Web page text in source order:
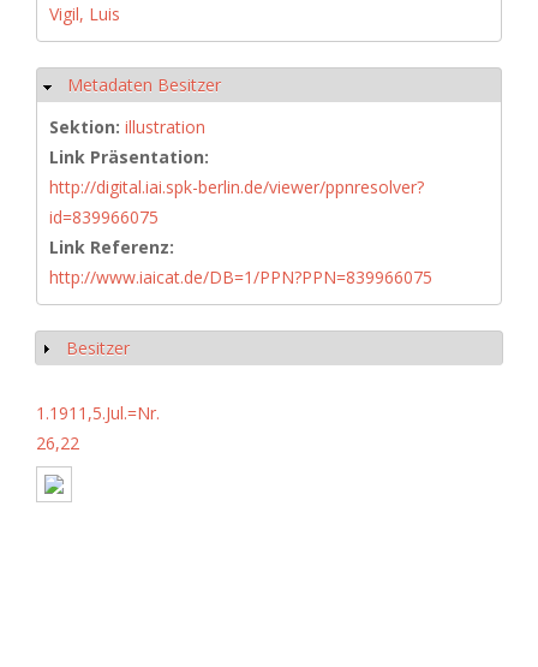
Vigil, Luis
Ausblenden
Metadaten Besitzer
Sektion: illustration
Link Präsentation:
http://digital.iai.spk-berlin.de/viewer/ppnresolver?
id=839966075
Link Referenz:
http://www.iaicat.de/DB=1/PPN?PPN=839966075
Anzeigen
Besitzer
1.1911,5.Jul.=Nr.
26,22